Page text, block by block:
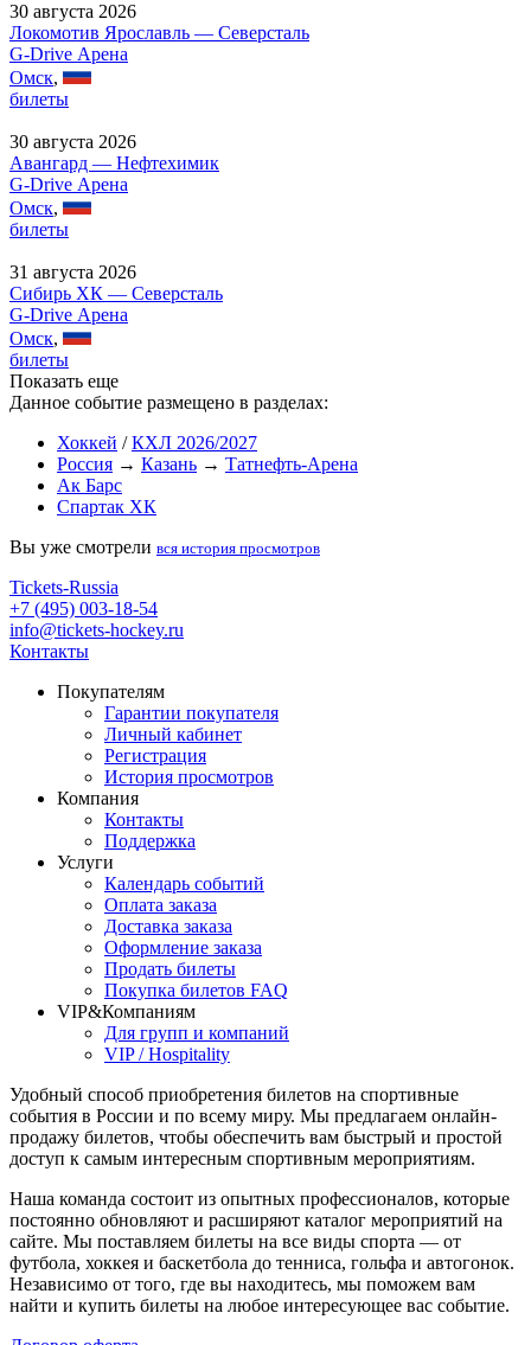
30 августа 2026
Локомотив Ярославль — Северсталь
G-Drive Арена
Омск,
билеты
30 августа 2026
Авангард — Нефтехимик
G-Drive Арена
Омск,
билеты
31 августа 2026
Сибирь ХК — Северсталь
G-Drive Арена
Омск,
билеты
Показать еще
Данное событие размещено в разделах:
Хоккей /КХЛ 2026/2027
Россия → Казань → Татнефть-Арена
Ак Барс
Спартак ХК
Вы уже смотрели вся история просмотров
Tickets-Russia
+7 (495) 003-18-54
info@tickets-hockey.ru
Контакты
Покупателям
Гарантии покупателя
Личный кабинет
Регистрация
История просмотров
Компания
Контакты
Поддержка
Услуги
Календарь событий
Оплата заказа
Доставка заказа
Оформление заказа
Продать билеты
Покупка билетов FAQ
VIP&Компаниям
Для групп и компаний
VIP / Hospitality
Удобный способ приобретения билетов на спортивные
события в России и по всему миру. Мы предлагаем онлайн-
продажу билетов, чтобы обеспечить вам быстрый и простой
доступ к самым интересным спортивным мероприятиям.
Наша команда состоит из опытных профессионалов, которые
постоянно обновляют и расширяют каталог мероприятий на
сайте. Мы поставляем билеты на все виды спорта — от
футбола, хоккея и баскетбола до тенниса, гольфа и автогонок.
Независимо от того, где вы находитесь, мы поможем вам
найти и купить билеты на любое интересующее вас событие.